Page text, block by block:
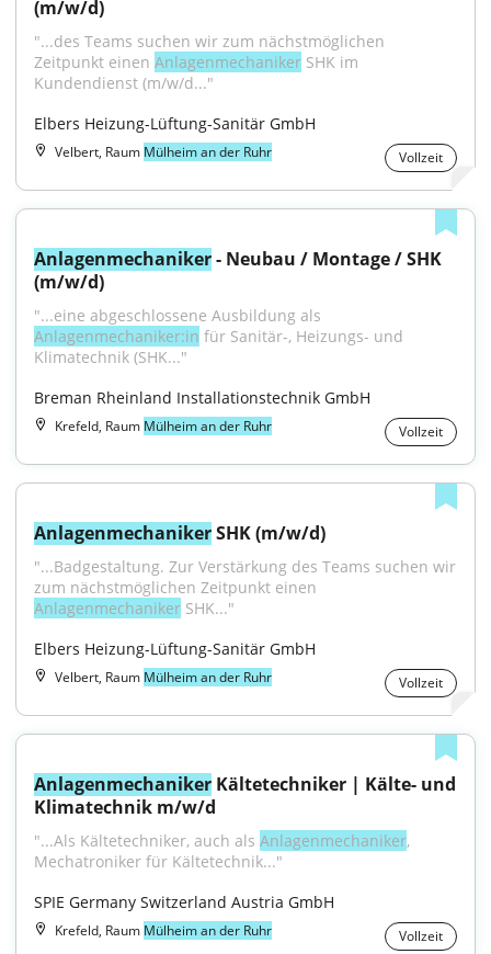
(m/w/d)
"...des Teams suchen wir zum nächstmöglichen
Zeitpunkt einen Anlagenmechaniker SHK im
Kundendienst (m/w/d..."
Elbers Heizung-Lüftung-Sanitär GmbH
Velbert, Raum Mülheim an der Ruhr Vollzeit
Anlagenmechaniker - Neubau / Montage / SHK
(m/w/d)
Anlagenmechaniker:in für Sanitär-, Heizungs- und
Klimatechnik (SHK..."
Breman Rheinland Installationstechnik GmbH
Krefeld, Raum Mülheim an der Ruhr Vollzeit
Anlagenmechaniker SHK (m/w/d)
"...Badgestaltung. Zur Verstärkung des Teams suchen wir
Anlagenmechaniker SHK..."
Elbers Heizung-Lüftung-Sanitär GmbH
Velbert, Raum Mülheim an der Ruhr Vollzeit
Anlagenmechaniker Kältetechniker | Kälte- und
Klimatechnik m/w/d
"...Als Kältetechniker, auch als Anlagenmechaniker,
Mechatroniker für Kältetechnik..."
SPIE Germany Switzerland Austria GmbH
Krefeld, Raum Mülheim an der Ruhr Vollzeit